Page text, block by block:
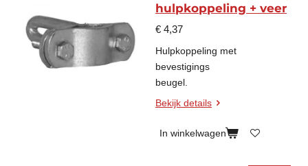
hulpkoppeling + veer
€ 4,37
Hulpkoppeling met
bevestigings
beugel.
Bekijk details
In winkelwagen